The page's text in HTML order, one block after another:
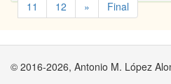
11
12 » Final
© 2016-2026, Antonio M. López